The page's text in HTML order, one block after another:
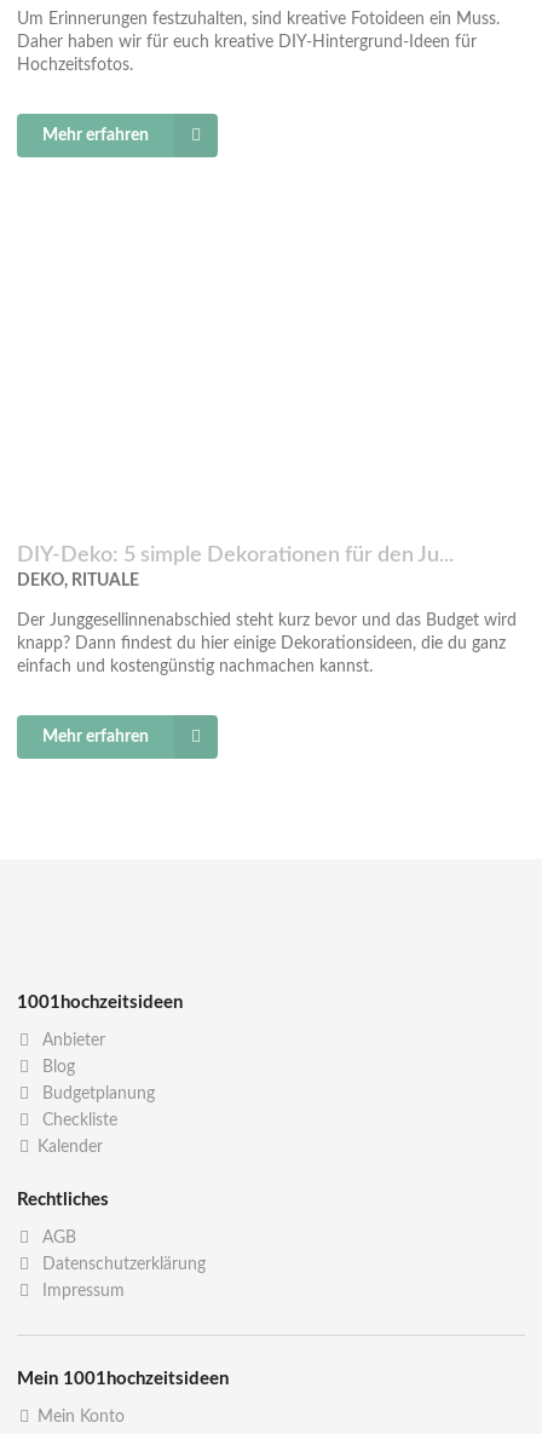
Um Erinnerungen festzuhalten, sind kreative Fotoideen ein Muss.
Daher haben wir für euch kreative DIY-Hintergrund-Ideen für
Hochzeitsfotos.
Mehr erfahren
DIY-Deko: 5 simple Dekorationen für den Ju...
DEKO, RITUALE
Der Junggesellinnenabschied steht kurz bevor und das Budget wird
knapp? Dann findest du hier einige Dekorationsideen, die du ganz
einfach und kostengünstig nachmachen kannst.
Mehr erfahren
1001hochzeitsideen
Anbieter
Blog
Budgetplanung
Checkliste
Kalender
Rechtliches
AGB
Datenschutzerklärung
Impressum
Mein 1001hochzeitsideen
Mein Konto